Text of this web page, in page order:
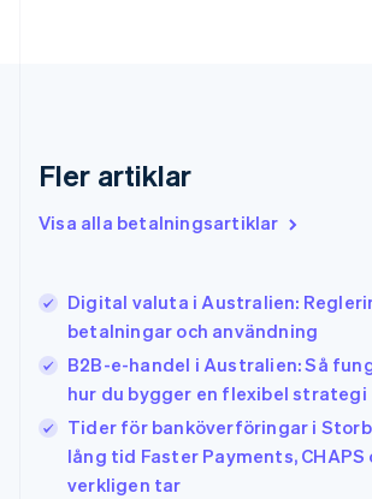
Fler artiklar
Visa alla betalningsartiklar
Digital valuta i Australien:
betalningar och användning
B2B-e-handel i Australien: Så
hur du bygger en flexibel strategi
Tider för banköverföringar i
lång tid Faster Payments, CHAPS
verkligen tar
Hongkong SAR, Kina
English 简体中文
Indien
Italien
ItalianoEnglish
Japan
日本語 English
EnglishFrançais
Kroatien
EnglishItaliano